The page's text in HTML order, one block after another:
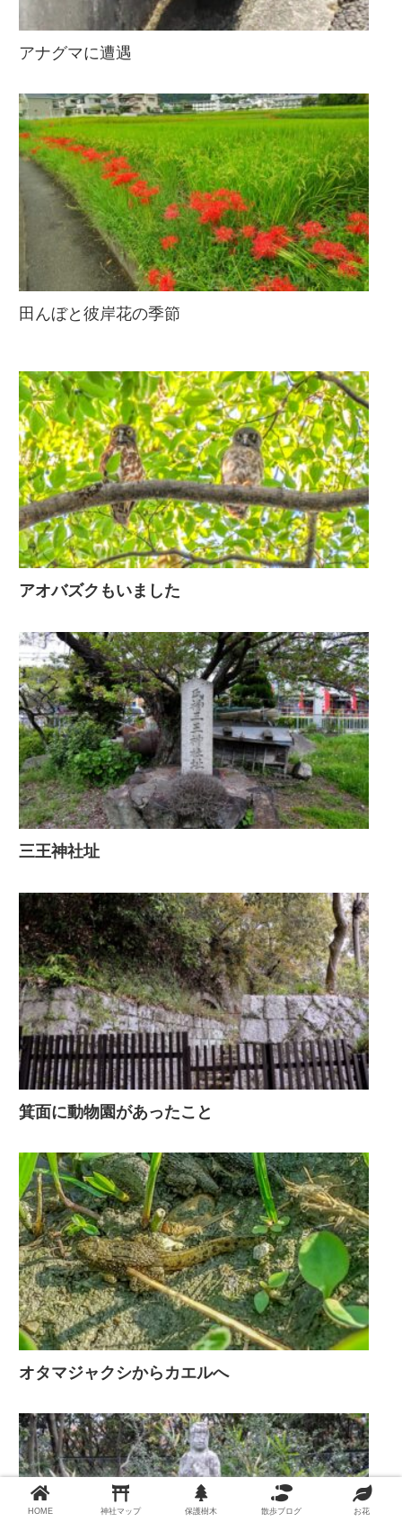
アナグマに遭遇
田んぼと彼岸花の季節
アオバズクもいました
三王神社址
箕面に動物園があったこと
オタマジャクシからカエルへ
HOME 神社マップ 保護樹木 散歩ブログ お花